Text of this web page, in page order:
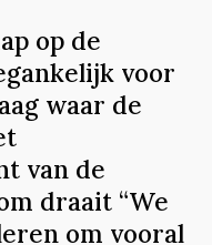
op de
voor
waar de
van de
draait “We
om vooral